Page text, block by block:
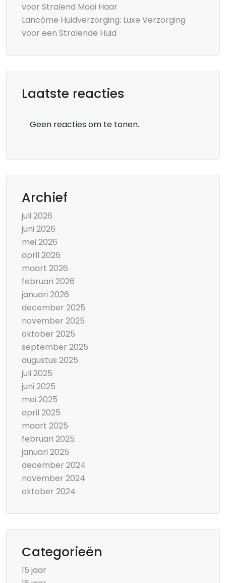
voor Stralend Mooi Haar
Lancôme Huidverzorging: Luxe Verzorging
voor een Stralende Huid
Laatste reacties
Geen reacties om te tonen.
Archief
juli 2026
juni 2026
mei 2026
april 2026
maart 2026
februari 2026
januari 2026
december 2025
november 2025
oktober 2025
september 2025
augustus 2025
juli 2025
juni 2025
mei 2025
april 2025
maart 2025
februari 2025
januari 2025
december 2024
november 2024
oktober 2024
Categorieën
15 jaar